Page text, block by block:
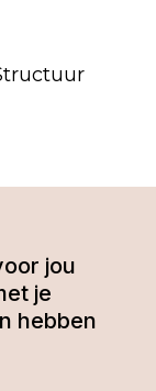
jou
je
hebben